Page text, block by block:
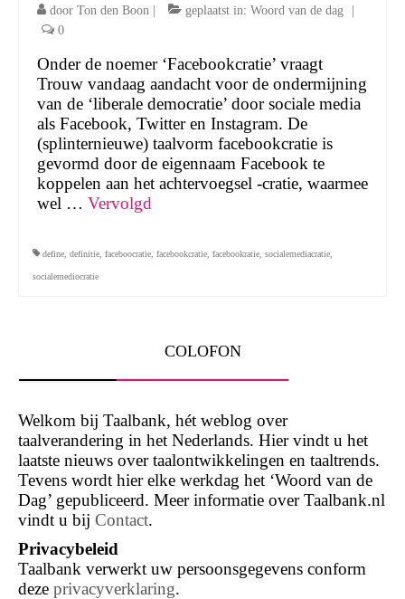
door Ton den Boon | geplaatst in: Woord van de dag
|
0
Onder de noemer ‘Facebookcratie’ vraagt
Trouw vandaag aandacht voor de ondermijning
van de ‘liberale democratie’ door sociale media
als Facebook, Twitter en Instagram. De
(splinternieuwe) taalvorm facebookcratie is
gevormd door de eigennaam Facebook te
koppelen aan het achtervoegsel -cratie, waarmee
wel … Vervolgd
define definitie faceboocratie facebookcratie facebookratie socialemediacratie
socialemediocratie
COLOFON
Welkom bij Taalbank, hét weblog over
taalverandering in het Nederlands. Hier vindt u het
laatste nieuws over taalontwikkelingen en taaltrends.
Tevens wordt hier elke werkdag het ‘Woord van de
Dag’ gepubliceerd. Meer informatie over Taalbank.nl
vindt u bij Contact.
Privacybeleid
Taalbank verwerkt uw persoonsgegevens conform
deze privacyverklaring.